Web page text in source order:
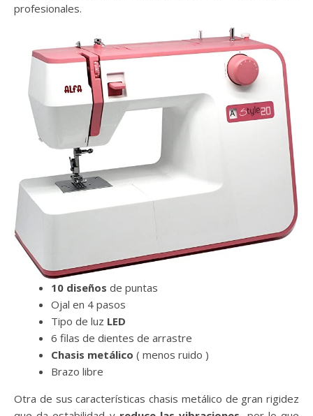
profesionales.
10 diseños de puntas
Ojal en 4 pasos
Tipo de luz LED
6 filas de dientes de arrastre
Chasis metálico ( menos ruido )
Brazo libre
Otra de sus características chasis metálico de gran rigidez